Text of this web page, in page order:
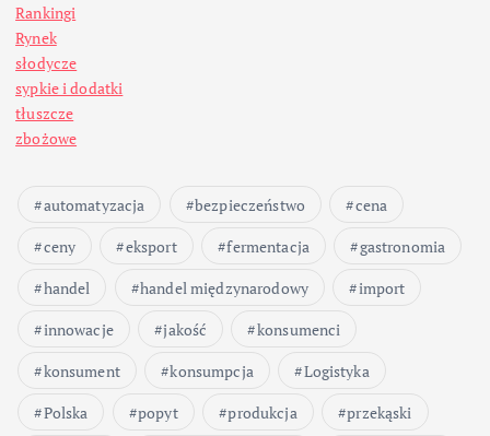
Rankingi
Rynek
słodycze
sypkie i dodatki
tłuszcze
zbożowe
automatyzacja bezpieczeństwo
cena
ceny
eksport fermentacja
gastronomia
handel
handel międzynarodowy
import
innowacje
jakość
konsumenci
konsument
konsumpcja
Logistyka
Polska
popyt produkcja
przekąski